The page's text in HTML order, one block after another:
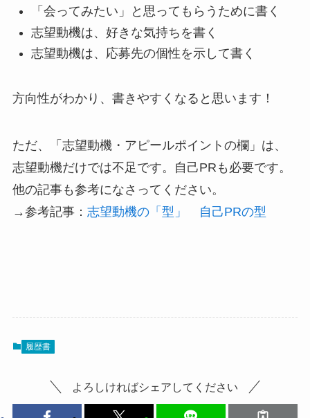
「会ってみたい」と思ってもらうために書く
志望動機は、好きな気持ちを書く
志望動機は、応募先の個性を示して書く
方向性がわかり、書きやすくなると思います！
ただ、「志望動機・アピールポイントの欄」は、
志望動機だけでは不足です。自己PRも必要です。
他の記事も参考になさってください。
→参考記事： 志望動機の「型」 自己PRの型
履歴書
よろしければシェアしてください